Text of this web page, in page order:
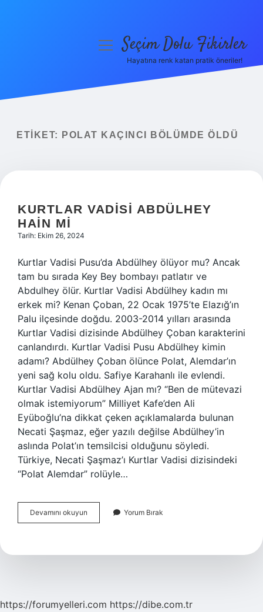
Yasal Uyarı
menüyüSeçim Dolu Fikirler
Hayatına renk katan pratik öneriler!
ETIKET: POLAT KAÇINCI BÖLÜMDE ÖLDÜ
KURTLAR VADISI ABDÜLHEY
HAIN MI
Tarih: Ekim 26, 2024
Kurtlar Vadisi Pusu’da Abdülhey ölüyor mu? Ancak
tam bu sırada Key Bey bombayı patlatır ve
Abdulhey ölür. Kurtlar Vadisi Abdülhey kadın mı
erkek mi? Kenan Çoban, 22 Ocak 1975’te Elazığ’ın
Palu ilçesinde doğdu. 2003-2014 yılları arasında
Kurtlar Vadisi dizisinde Abdülhey Çoban karakterini
canlandırdı. Kurtlar Vadisi Pusu Abdülhey kimin
adamı? Abdülhey Çoban ölünce Polat, Alemdar’ın
yeni sağ kolu oldu. Safiye Karahanlı ile evlendi.
Kurtlar Vadisi Abdülhey Ajan mı? “Ben de mütevazi
olmak istemiyorum” Milliyet Kafe’den Ali
Eyüboğlu’na dikkat çeken açıklamalarda bulunan
Necati Şaşmaz, eğer yazılı değilse Abdülhey’in
aslında Polat’ın temsilcisi olduğunu söyledi.
Türkiye, Necati Şaşmaz’ı Kurtlar Vadisi dizisindeki
“Polat Alemdar” rolüyle…
Devamını okuyun
Vadisi
Mi
Yorum Bırak
https://forumyelleri.com https://dibe.com.tr